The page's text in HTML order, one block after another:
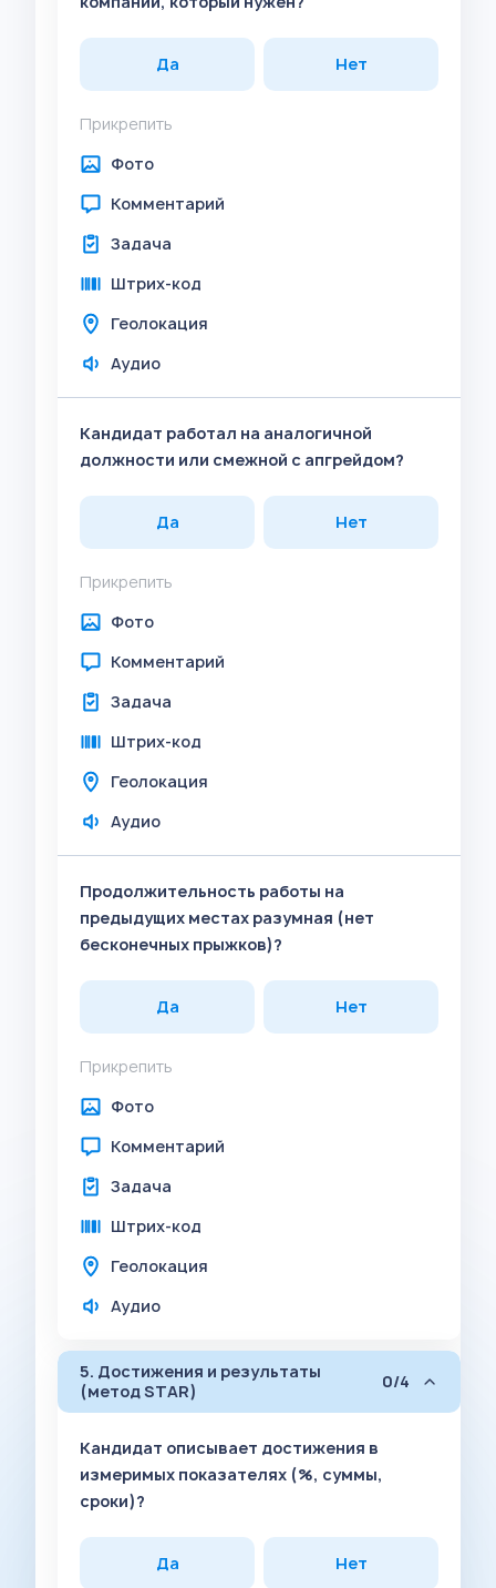
Да Нет
Прикрепить
Фото
Комментарий
Задача
Штрих-код
Геолокация
Аудио
Кандидат работал на аналогичной
должности или смежной с апгрейдом?
Да Нет
Прикрепить
Фото
Комментарий
Задача
Штрих-код
Геолокация
Аудио
Продолжительность работы на
предыдущих местах разумная (нет
бесконечных прыжков)?
Да Нет
Прикрепить
Фото
Комментарий
Задача
Штрих-код
Геолокация
Аудио
5. Достижения и результаты
(метод STAR)
0/4
Кандидат описывает достижения в
измеримых показателях (%, суммы,
сроки)?
Да Нет